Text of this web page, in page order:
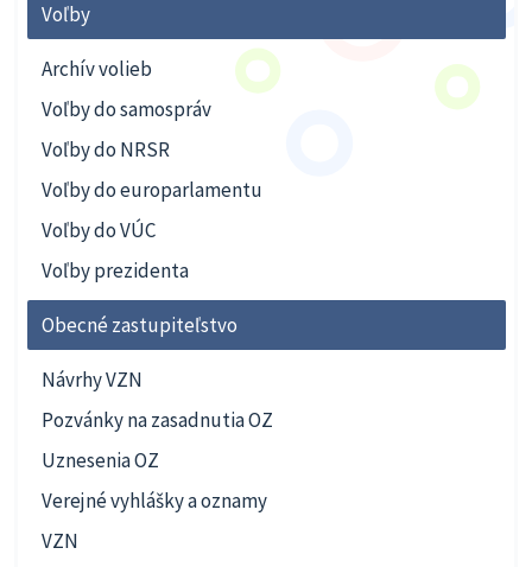
Voľby
Archív volieb
Voľby do samospráv
Voľby do NRSR
Voľby do europarlamentu
Voľby do VÚC
Voľby prezidenta
Obecné zastupiteľstvo
Návrhy VZN
Pozvánky na zasadnutia OZ
Uznesenia OZ
Verejné vyhlášky a oznamy
VZN